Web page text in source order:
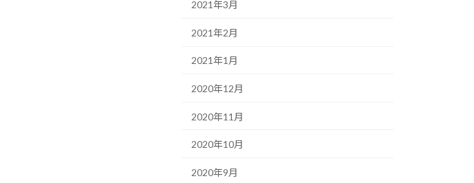
2021年3月
2021年2月
2021年1月
2020年12月
2020年11月
2020年10月
2020年9月